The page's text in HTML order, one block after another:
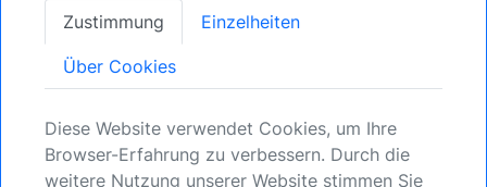
Aktualisierungen
erhalten
für kommende Möglichkeiten.
Zustimmung Einzelheiten
Über Cookies
Diese Website verwendet Cookies, um Ihre
Browser-Erfahrung zu verbessern. Durch die
weitere Nutzung unserer Website stimmen Sie